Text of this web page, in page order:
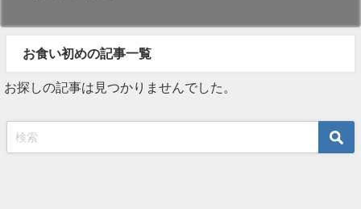
お食い初めの記事一覧
お探しの記事は見つかりませんでした。